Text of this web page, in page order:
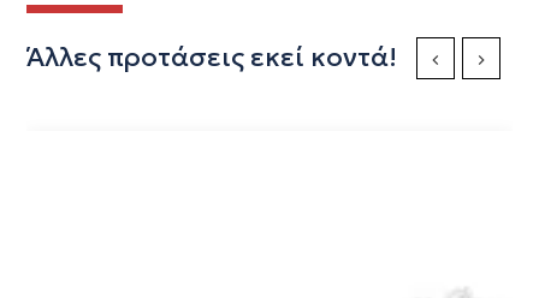
Άλλες προτάσεις εκεί κοντά! Previous Slide
Next